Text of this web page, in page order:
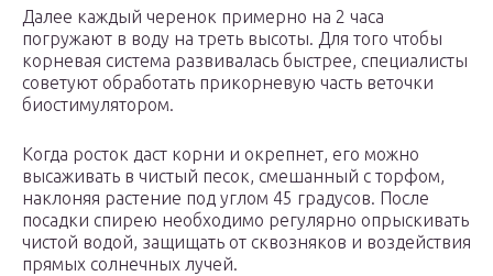
Далее каждый черенок примерно на 2 часа
погружают в воду на треть высоты. Для того чтобы
корневая система развивалась быстрее, специалисты
советуют обработать прикорневую часть веточки
биостимулятором.
Когда росток даст корни и окрепнет, его можно
высаживать в чистый песок, смешанный с торфом,
наклоняя растение под углом 45 градусов. После
посадки спирею необходимо регулярно опрыскивать
чистой водой, защищать от сквозняков и воздействия
прямых солнечных лучей.